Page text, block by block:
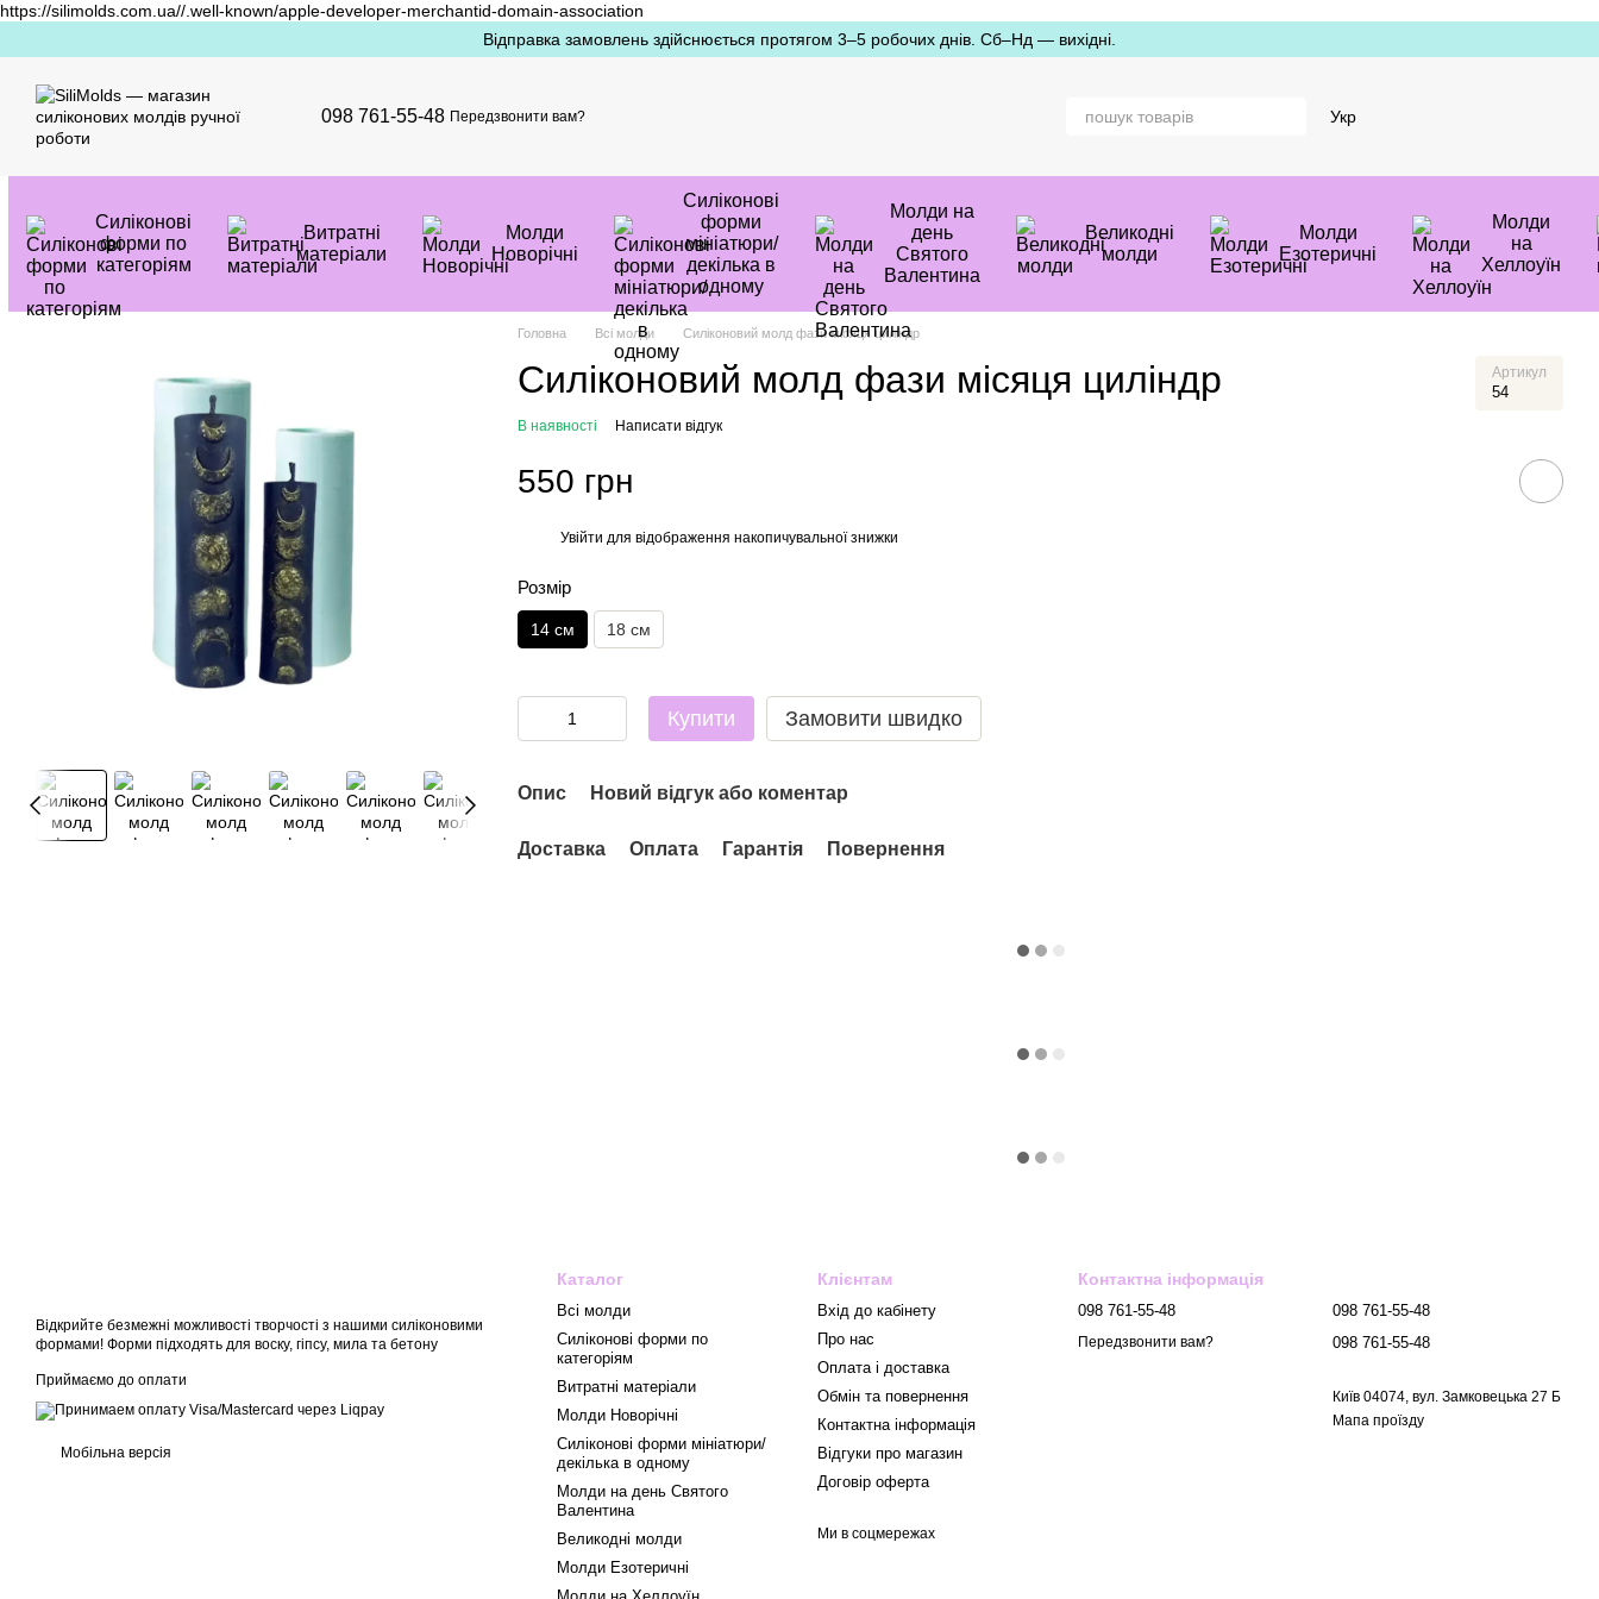
https://silimolds.com.ua//.well-known/apple-developer-merchantid-domain-association
Відправка замовлень здійснюється протягом 3–5 робочих днів. Сб–Нд — вихідні.
098 761-55-48 Передзвонити вам? Укр
Силіконові
форми по
категоріям
Витратні
матеріали
Mолди
Новорічні
Силіконові
форми
мініатюри/
декілька в
одному
Молди на
день
Святого
Валентина
Великодні
молди
Молди
Езотеричні
Молди
на
Хеллоуїн
Головна Всі молди Силіконовий молд фази місяця циліндр
Силіконовий молд фази місяця циліндр Артикул
54
В наявності Написати відгук
550 грн
Увійти для відображення накопичувальної знижки
Розмір
14 см 18 см
Купити Замовити швидко
Опис Новий відгук або коментар
Доставка Оплата Гарантія Повернення
Відкрийте безмежні можливості творчості з нашими силіконовими
формами! Форми підходять для воску, гіпсу, мила та бетону
Приймаємо до оплати
Мобільна версія
Каталог
Всі молди
Силіконові форми по
категоріям
Витратні матеріали
Mолди Новорічні
Силіконові форми мініатюри/
декілька в одному
Молди на день Святого
Валентина
Великодні молди
Молди Езотеричні
Клієнтам
Вхід до кабінету
Про нас
Оплата і доставка
Обмін та повернення
Контактна інформація
Відгуки про магазин
Договір оферта
Ми в соцмережах
Контактна інформація
098 761-55-48
Передзвонити вам?
098 761-55-48
098 761-55-48
Київ 04074, вул. Замковецька 27 Б
Мапа проїзду